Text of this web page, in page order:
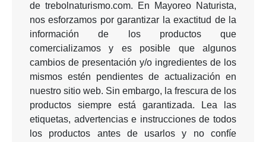
de trebolnaturismo.com. En Mayoreo Naturista,
nos esforzamos por garantizar la exactitud de la
información de los productos que
comercializamos y es posible que algunos
cambios de presentación y/o ingredientes de los
mismos estén pendientes de actualización en
nuestro sitio web. Sin embargo, la frescura de los
productos siempre está garantizada. Lea las
etiquetas, advertencias e instrucciones de todos
los productos antes de usarlos y no confíe